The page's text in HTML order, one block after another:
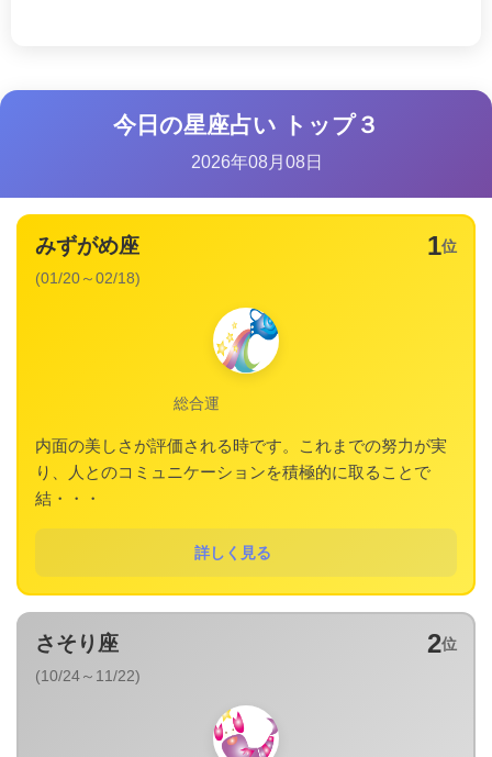
今日の星座占い トップ３
2026年08月08日
1位
みずがめ座
(01/20～02/18)
総合運
内面の美しさが評価される時です。これまでの努力が実
り、人とのコミュニケーションを積極的に取ることで
結・・・
詳しく見る
2位
さそり座
(10/24～11/22)